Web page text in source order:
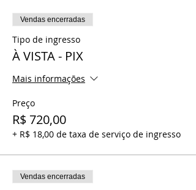
Vendas encerradas
Tipo de ingresso
À VISTA - PIX
Mais informações
Preço
R$ 720,00
+ R$ 18,00 de taxa de serviço de ingresso
Vendas encerradas